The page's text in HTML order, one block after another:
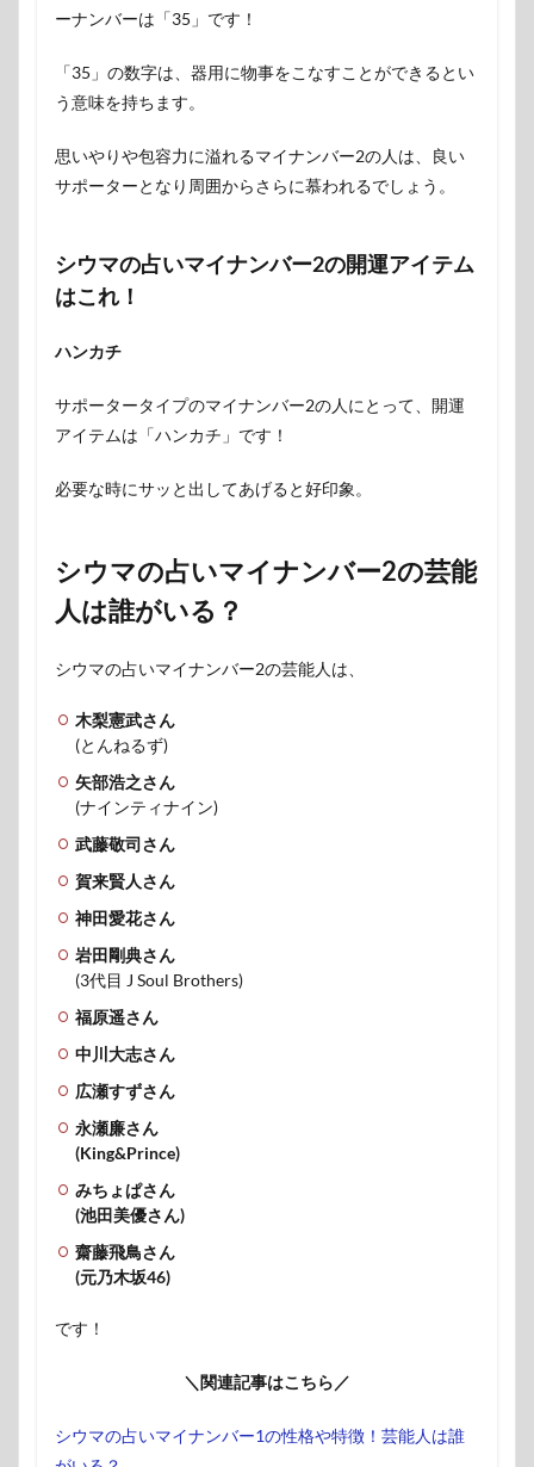
ーナンバーは「35」です！
「35」の数字は、器用に物事をこなすことができるとい
う意味を持ちます。
思いやりや包容力に溢れるマイナンバー2の人は、良い
サポーターとなり周囲からさらに慕われるでしょう。
シウマの占いマイナンバー2の開運アイテム
はこれ！
ハンカチ
サポータータイプのマイナンバー2の人にとって、開運
アイテムは「ハンカチ」です！
必要な時にサッと出してあげると好印象。
シウマの占いマイナンバー2の芸能
人は誰がいる？
シウマの占いマイナンバー2の芸能人は、
木梨憲武さん
(とんねるず)
矢部浩之さん
(ナインティナイン)
武藤敬司さん
賀来賢人さん
神田愛花さん
岩田剛典さん
(3代目 J Soul Brothers)
福原遥さん
中川大志さん
広瀬すずさん
永瀬廉さん
(King&Prince)
みちょぱさん
(池田美優さん)
齋藤飛鳥さん
(元乃木坂46)
です！
＼関連記事はこちら／
シウマの占いマイナンバー1の性格や特徴！芸能人は誰